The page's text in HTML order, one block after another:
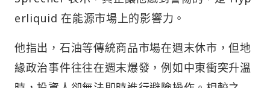
erliquid 在能源市場上的影響力。
他指出，石油等傳統商品市場在週末休市，但地
緣政治事件往往在週末爆發，例如中東衝突升溫